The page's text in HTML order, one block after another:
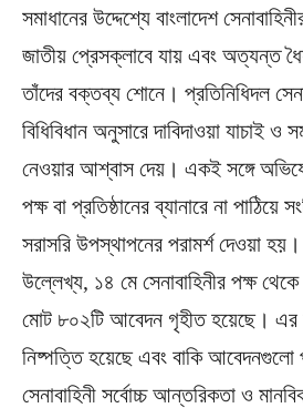
সমাধানের উদ্দেশ্যে বাংলাদেশ
জাতীয় প্রেসক্লাবে যায় এবং অত্যন্ত
তাঁদের বক্তব্য শোনে। প্রতিনিধিদল
বিধিবিধান অনুসারে দাবিদাওয়া যাচাই ও
নেওয়ার আশ্বাস দেয়। একই সঙ্গে
পক্ষ বা প্রতিষ্ঠানের ব্যানারে না পাঠিয়ে
সরাসরি উপস্থাপনের পরামর্শ দেওয়া হয়।
উল্লেখ্য, ১৪ মে সেনাবাহিনীর পক্ষ
মোট ৮০২টি আবেদন গৃহীত হয়েছে। এর
নিষ্পত্তি হয়েছে এবং বাকি আবেদনগুলো
সেনাবাহিনী সর্বোচ্চ আন্তরিকতা ও